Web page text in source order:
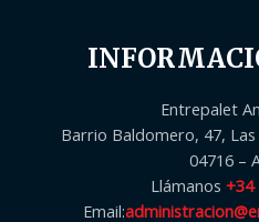
Entrepalet
Barrio Baldomero, 47,
04716 –
Llámanos +34
Email: